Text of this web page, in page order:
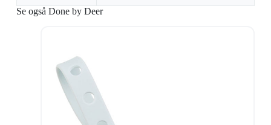
Se også Done by Deer